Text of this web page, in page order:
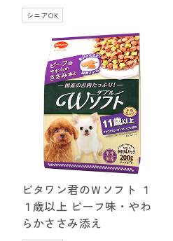
シニアOK
ビタワン君のＷソフト １
１歳以上 ビーフ味・やわ
らかささみ添え